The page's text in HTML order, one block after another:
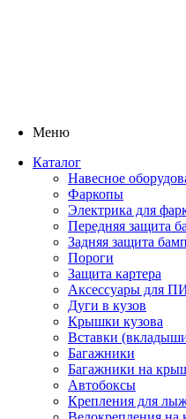
Меню
Каталог
Навесное
Фаркопы
Электрика для
Передняя защита
Задняя защита
Пороги
Защита картера
Аксессуары для
Дуги в кузов
Крышки кузова
Вставки
Багажники
Багажники на
Автобоксы
Крепления для